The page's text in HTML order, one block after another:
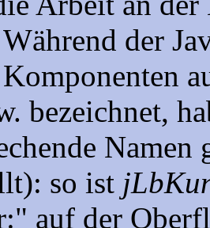
der
Komponenten
bezeichnet,
Namen
so ist
auf der